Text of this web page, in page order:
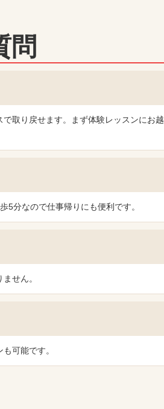
問
取り戻せます。まず体験レッスンにお越
5分なので仕事帰りにも便利です。
せん。
可能です。